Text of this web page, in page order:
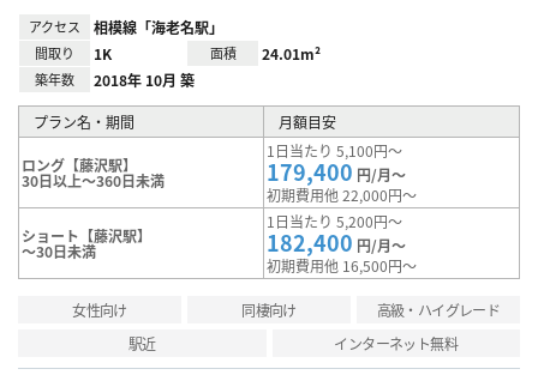
アクセス 相模線「海老名駅」
間取り 1K 面積 24.01m²
築年数 2018年 10月 築
プラン名・期間 月額目安
ロング【藤沢駅】
30日以上～360日未満
1日当たり 5,100円～
179,400 円/月～
初期費用他 22,000円～
ショート【藤沢駅】
～30日未満
1日当たり 5,200円～
182,400 円/月～
初期費用他 16,500円～
女性向け 同棲向け
高級・ハイグレード
駅近
インターネット無料